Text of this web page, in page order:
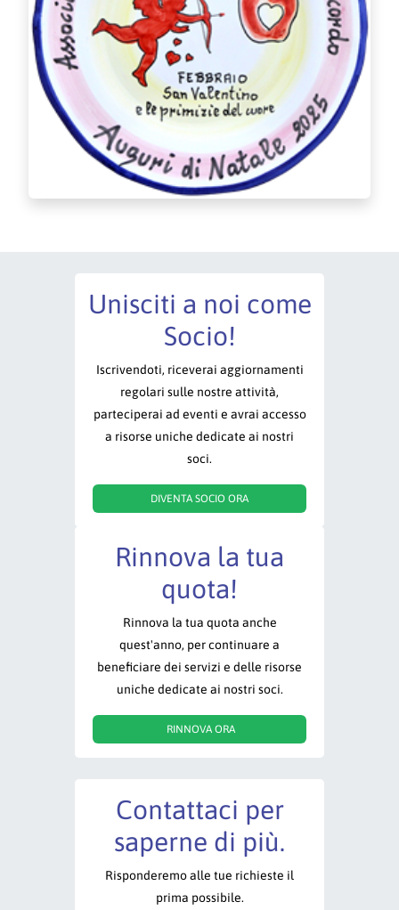
Unisciti a noi come
Socio!
Iscrivendoti, riceverai aggiornamenti
regolari sulle nostre attività,
parteciperai ad eventi e avrai accesso
a risorse uniche dedicate ai nostri
soci.
DIVENTA SOCIO ORA
Rinnova la tua
quota!
Rinnova la tua quota anche
quest'anno, per continuare a
beneficiare dei servizi e delle risorse
uniche dedicate ai nostri soci.
RINNOVA ORA
Contattaci per
saperne di più.
Risponderemo alle tue richieste il
prima possibile.